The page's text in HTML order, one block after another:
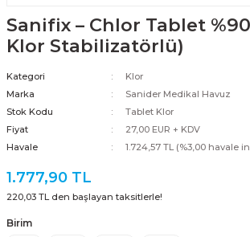
Sanifix – Chlor Tablet
Klor Stabilizatörlü)
Kategori
Klor
Marka
Sanider Medikal Havuz
Stok Kodu
Tablet Klor
Fiyat
27,00 EUR + KDV
Havale
1.724,57 TL (%3,00 havale
1.777,90 TL
220,03 TL den başlayan taksitlerle!
Birim